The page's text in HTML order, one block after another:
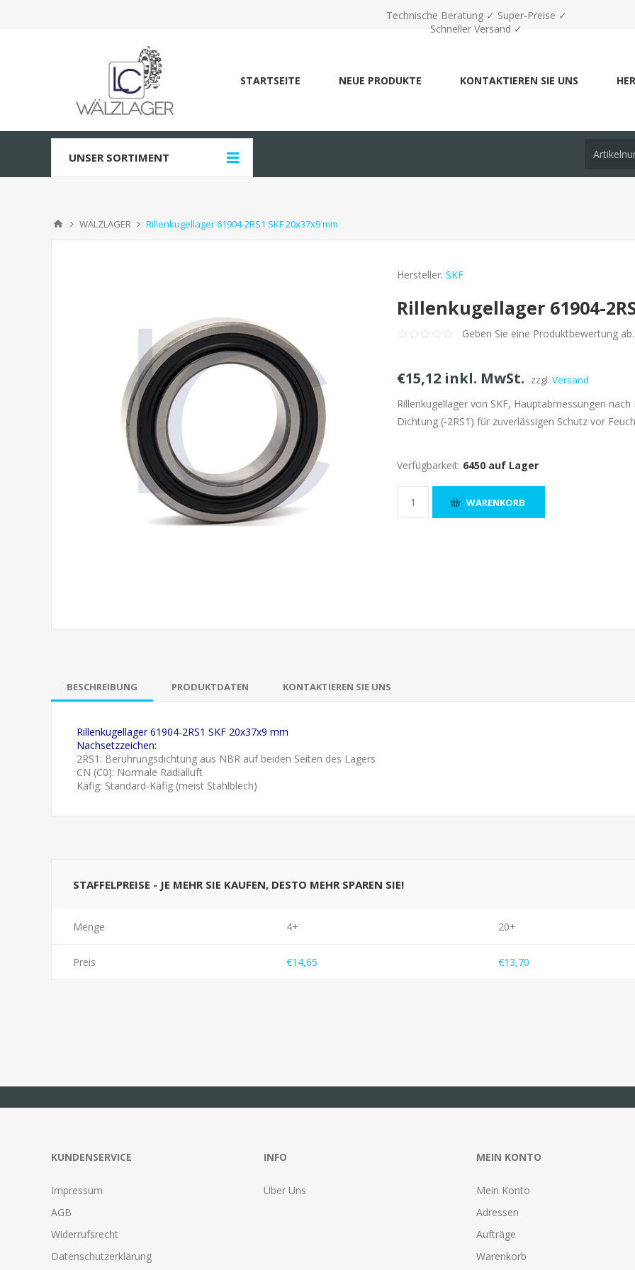
Technische Beratung ✓ Super-Preise ✓
Schneller Versand ✓
STARTSEITE NEUE PRODUKTE KONTAKTIEREN SIE UNS
UNSER SORTIMENT
WÄLZLAGER Rillenkugellager 61904-2RS1 SKF 20x37x9 mm
Hersteller: SKF
Rillenkugellager 61904-
Geben Sie eine Produktbewertung ab.
€15,12 inkl. MwSt. zzgl.Versand
Rillenkugellager von SKF, Hauptabmessungen
Dichtung (-2RS1) für zuverlässigen Schutz vor
Verfügbarkeit: 6450 auf Lager
BESCHREIBUNG PRODUKTDATEN KONTAKTIEREN SIE UNS
Rillenkugellager 61904-2RS1 SKF 20x37x9 mm
Nachsetzzeichen:
2RS1: Berührungsdichtung aus NBR auf beiden Seiten des Lagers
CN (C0): Normale Radialluft
Käfig: Standard-Käfig (meist Stahlblech)
STAFFELPREISE - JE MEHR SIE KAUFEN, DESTO MEHR SPAREN SIE!
Menge 4+ 20+
Preis €14,65 €13,70
KUNDENSERVICE
Impressum
AGB
Widerrufsrecht
Datenschutzerklärung
INFO
Über Uns
MEIN KONTO
Mein Konto
Adressen
Aufträge
Warenkorb